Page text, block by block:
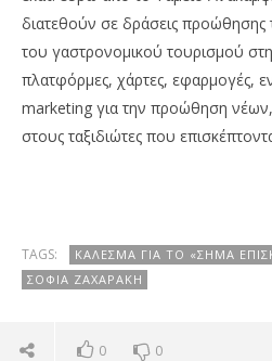
διατεθούν σε δράσεις προώθησης
του γαστρονομικού τουρισμού
πλατφόρμες, χάρτες, εφαρμογές,
marketing για την προώθηση νέων,
στους ταξιδιώτες που
TAGS:
ΚΆΛΕΣΜΑ ΓΙΑ ΤΟ «ΣΉΜΑ
ΣΟΦΊΑ ΖΑΧΑΡΆΚΗ
0 0